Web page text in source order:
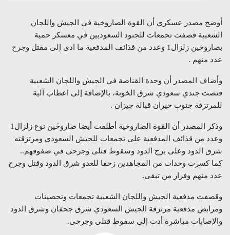
أوضح مصدر عسكري أن القوة الصاروخية في الجيش واللجان
الشعبية قصفت تجمعات للجنود السعوديين في معسكر حمية
بصاروخين زلزال1 وعدد من قذائف المدفعية ما ادى إلى مقتل وجرح
عدد منهم .
وأضاف المصدر أن وحدة القناصة في الجيش واللجان الشعبية
قنصت جندي سعودي شرق الخوبة، بالإضافة إلى اعطاب آلية
للمرتزقة جنوب حيران قبالة جيزان .
وذكر المصدر أن القوة الصاروخية أطلقت أيضا صاروخَين نوع زلزال1
وعدد من قذائف المدفعية على تجمعات للجيش السعودي ومرتزقته
شرق الدود وعلى برج الدود وسقوط قتلى وجرحى في صفوفهم..
كما كسرت وحدات من المجاهدين زحفا للعدو شرق الدود وقتل وجرح
عدد منهم وفرار من تبقى.
وقصفت مدفعية الجيش واللجان الشعبية تجمعات وتحصينات
ومرابض مدفعية مرتزقة الجيش السعودي شرق جحفان وشرق الدود
والإصابات مباشرة أدت إلى سقوط قتلى وجرحى.